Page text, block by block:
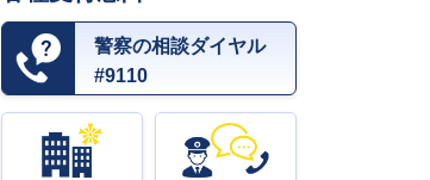
警察の相談ダイヤル
#9110